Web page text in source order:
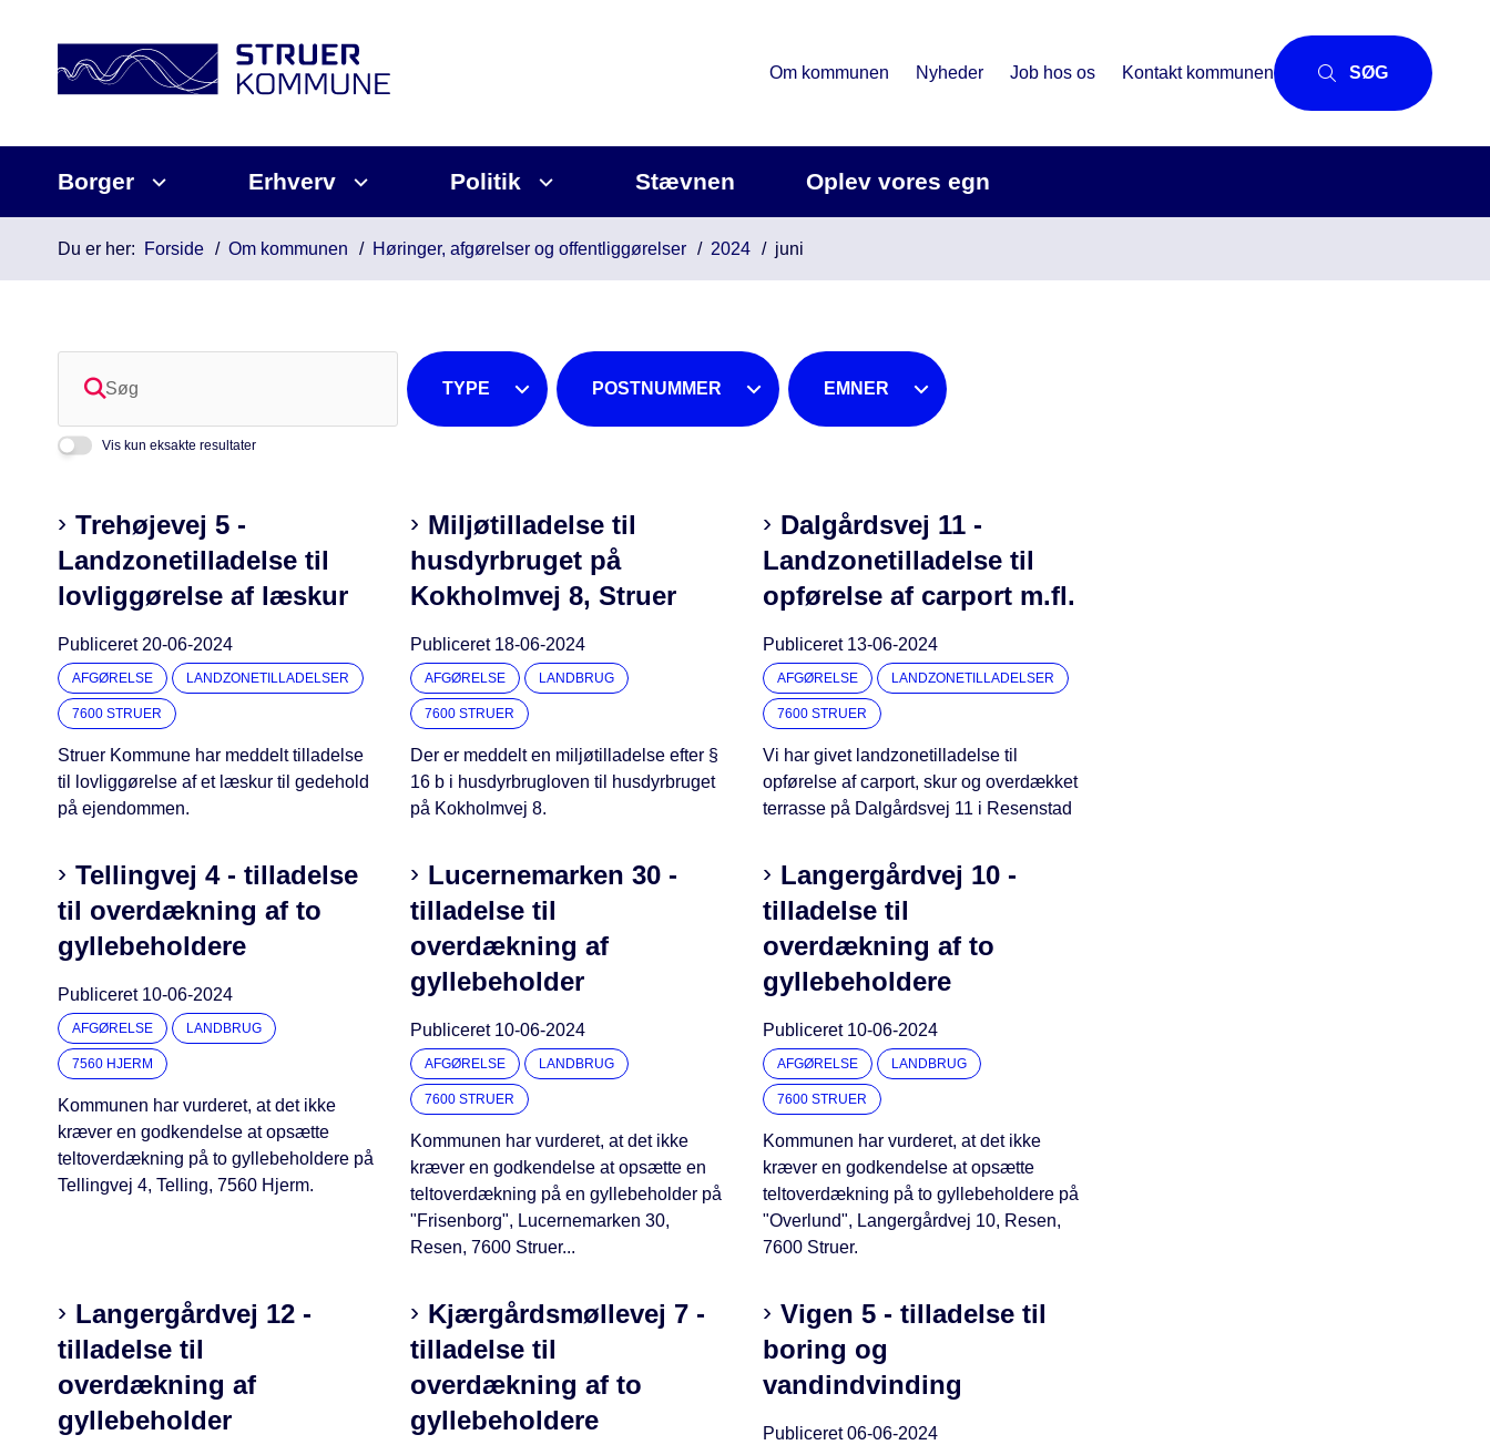
Om kommunen Nyheder Job hos os Kontakt kommunen SØG
Borger Erhverv Politik Stævnen Oplev vores egn
Du er her: Forside Om kommunen Høringer, afgørelser og offentliggørelser 2024 juni
Søg
Vis kun eksakte resultater
TYPE POSTNUMMER EMNER
Trehøjevej 5 -
Landzonetilladelse til
lovliggørelse af læskur
Publiceret 20-06-2024
AFGØRELSE LANDZONETILLADELSER
7600 STRUER
Struer Kommune har meddelt tilladelse
til lovliggørelse af et læskur til gedehold
på ejendommen.
Miljøtilladelse til
husdyrbruget på
Kokholmvej 8, Struer
Publiceret 18-06-2024
AFGØRELSE LANDBRUG
7600 STRUER
Der er meddelt en miljøtilladelse efter §
16 b i husdyrbrugloven til husdyrbruget
på Kokholmvej 8.
Dalgårdsvej 11 -
Landzonetilladelse til
opførelse af carport m.fl.
Publiceret 13-06-2024
AFGØRELSE LANDZONETILLADELSER
7600 STRUER
Vi har givet landzonetilladelse til
opførelse af carport, skur og overdækket
terrasse på Dalgårdsvej 11 i Resenstad
Tellingvej 4 - tilladelse
til overdækning af to
gyllebeholdere
Publiceret 10-06-2024
AFGØRELSE LANDBRUG
7560 HJERM
Kommunen har vurderet, at det ikke
kræver en godkendelse at opsætte
teltoverdækning på to gyllebeholdere på
Tellingvej 4, Telling, 7560 Hjerm.
Lucernemarken 30 -
tilladelse til
overdækning af
gyllebeholder
Publiceret 10-06-2024
AFGØRELSE LANDBRUG
7600 STRUER
Kommunen har vurderet, at det ikke
kræver en godkendelse at opsætte en
teltoverdækning på en gyllebeholder på
"Frisenborg", Lucernemarken 30,
Resen, 7600 Struer...
Langergårdvej 10 -
tilladelse til
overdækning af to
gyllebeholdere
Publiceret 10-06-2024
AFGØRELSE LANDBRUG
7600 STRUER
Kommunen har vurderet, at det ikke
kræver en godkendelse at opsætte
teltoverdækning på to gyllebeholdere på
"Overlund", Langergårdvej 10, Resen,
7600 Struer.
Langergårdvej 12 -
tilladelse til
overdækning af
gyllebeholder
Kjærgårdsmøllevej 7 -
tilladelse til
overdækning af to
gyllebeholdere
Vigen 5 - tilladelse til
boring og
vandindvinding
Publiceret06-06-2024